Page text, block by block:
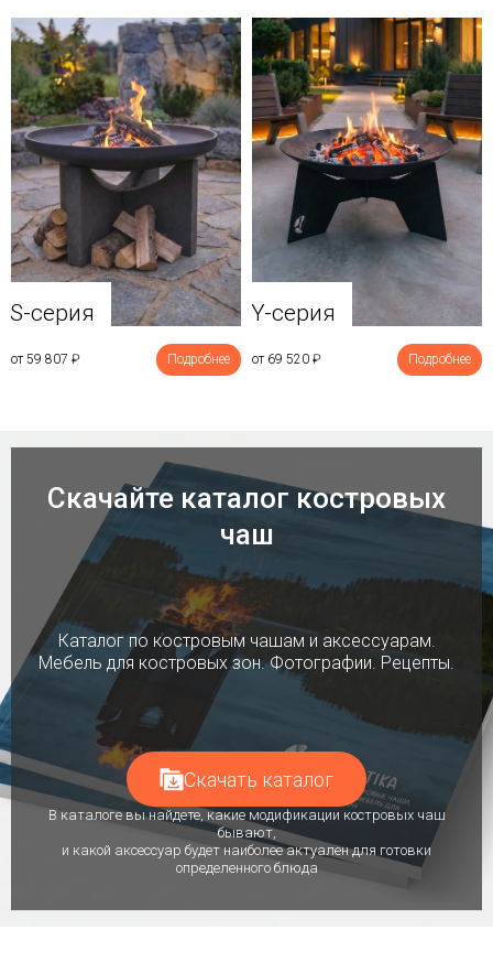
S-серия
от 59 807 ₽ Подробнее
Y-серия
от 69 520 ₽ Подробнее
Скачайте каталог костровых
чаш
Каталог по костровым чашам и аксессуарам.
Мебель для костровых зон. Фотографии. Рецепты.
Скачать каталог
В каталоге вы найдете, какие модификации костровых чаш
бывают,
и какой аксессуар будет наиболее актуален для готовки
определенного блюда